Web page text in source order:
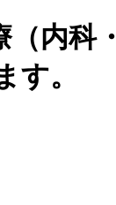
内科
す。